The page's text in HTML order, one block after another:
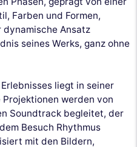
Farben und Formen,
Ansatz
seines Werks, ganz ohne
liegt in seiner
Projektionen werden von
Soundtrack begleitet, der
Besuch Rhythmus
mit den Bildern,